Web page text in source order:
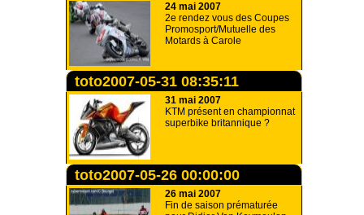
24 mai 2007
2e rendez vous des Coupes
Promosport/Mutuelle des
Motards à Carole
toto2007-05-31 08:35:11
31 mai 2007
KTM présent en championnat
superbike britannique ?
toto2007-05-26 00:00:00
26 mai 2007
Fin de saison prématurée